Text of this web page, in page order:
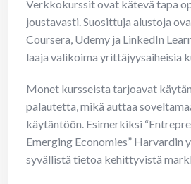
Verkkokurssit ovat kätevä tapa
joustavasti. Suosittuja alustoja
Coursera, Udemy ja LinkedIn
laaja valikoima yrittäjyysaiheisia
Monet kursseista tarjoavat
palautetta, mikä auttaa
käytäntöön. Esimerkiksi
Emerging Economies” Harvardin
syvällistä tietoa kehittyvistä